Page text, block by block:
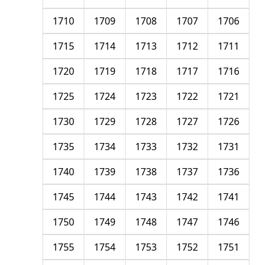
1706
1707
1708
1709
1710
1711
1712
1713
1714
1715
1716
1717
1718
1719
1720
1721
1722
1723
1724
1725
1726
1727
1728
1729
1730
1731
1732
1733
1734
1735
1736
1737
1738
1739
1740
1741
1742
1743
1744
1745
1746
1747
1748
1749
1750
1751
1752
1753
1754
1755